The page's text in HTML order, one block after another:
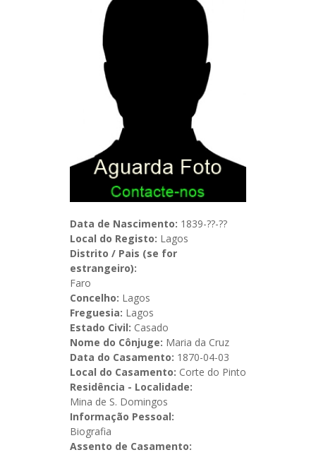
Data de Nascimento: 1839-??-??
Local do Registo: Lagos
Distrito / Pais (se for
estrangeiro):
Faro
Concelho: Lagos
Freguesia: Lagos
Estado Civil: Casado
Nome do Cônjuge: Maria da Cruz
Data do Casamento: 1870-04-03
Local do Casamento: Corte do Pinto
Residência - Localidade:
Mina de S. Domingos
Informação Pessoal:
Biografia
Assento de Casamento: